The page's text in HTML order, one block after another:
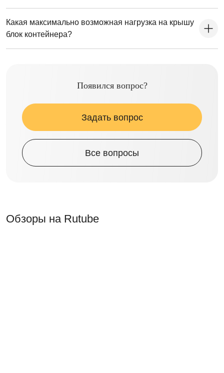
Какая максимально возможная нагрузка на крышу
блок контейнера?
Появился вопрос?
Задать вопрос
Все вопросы
Обзоры на Rutube